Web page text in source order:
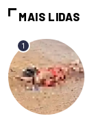
MAIS LIDAS
1